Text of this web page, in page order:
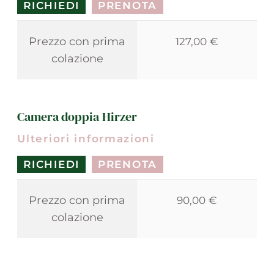
RICHIEDI PRENOTA
Prezzo con prima
colazione
127,00 €
Camera doppia Hirzer
Ulteriori informazioni
RICHIEDI
PRENOTA
Prezzo con prima
colazione
90,00 €